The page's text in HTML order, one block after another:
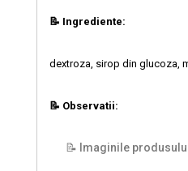
📝 Ingrediente:
dextroza, sirop din glucoza,
📝 Observatii:
📝 Imaginile